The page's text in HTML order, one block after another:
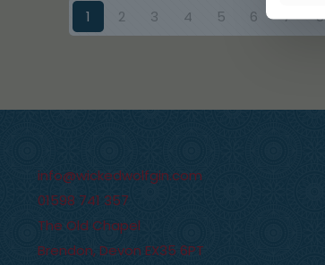
1 2 3 4 5 6 7 8
info@wickedwolfgin.com
01598 741 357
The Old Chapel
Brendon,Devon EX35 6PT